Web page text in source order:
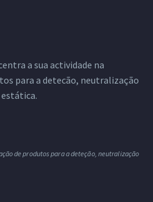
a sua actividade na
para a detecão, neutralização
de produtos para a deteção, neutralização